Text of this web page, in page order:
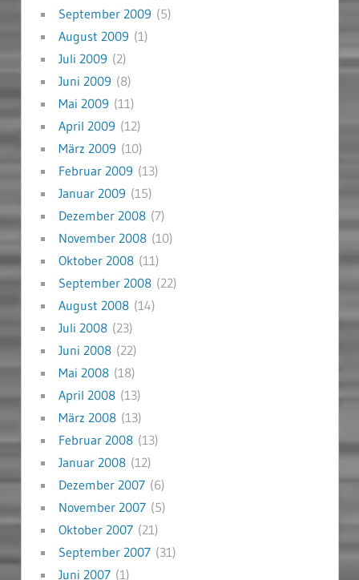
September 2009 (5)
August 2009 (1)
Juli 2009 (2)
Juni 2009 (8)
Mai 2009 (11)
April 2009 (12)
März 2009 (10)
Februar 2009 (13)
Januar 2009 (15)
Dezember 2008(7)
November 2008(10)
Oktober 2008(11)
September 2008(22)
August 2008(14)
Juli 2008(23)
Juni 2008(22)
Mai 2008(18)
April 2008(13)
März 2008(13)
Februar 2008(13)
Januar 2008(12)
Dezember 2007(6)
November 2007(5)
Oktober 2007(21)
September 2007(31)
Juni 2007(1)